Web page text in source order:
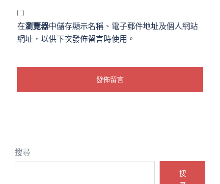
在瀏覽器中儲存顯示名稱、電子郵件地址及個人網站
網址，以供下次發佈留言時使用。
搜尋
搜